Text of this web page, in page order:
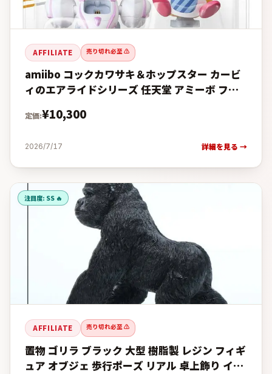
AFFILIATE 売り切れ必至 ⚠️
amiibo コックカワサキ＆ホップスター カービ
ィのエアライドシリーズ 任天堂 アミーボ フィ
器の予約・購入
定価:¥10,300
2026/7/17 詳細を見る →
注目度: SS 🔥
AFFILIATE 売り切れ必至 ⚠️
置物 ゴリラ ブラック 大型 樹脂製 レジン フィギ
ュア オブジェ 歩行ポーズ リアル 卓上飾り イン